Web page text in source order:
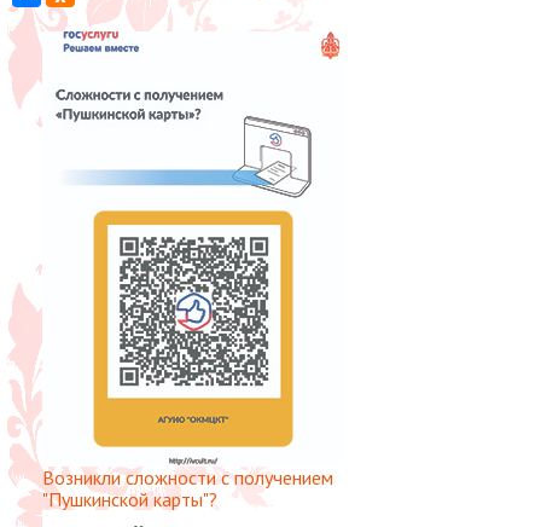
Возникли сложности с получением
"Пушкинской карты"?